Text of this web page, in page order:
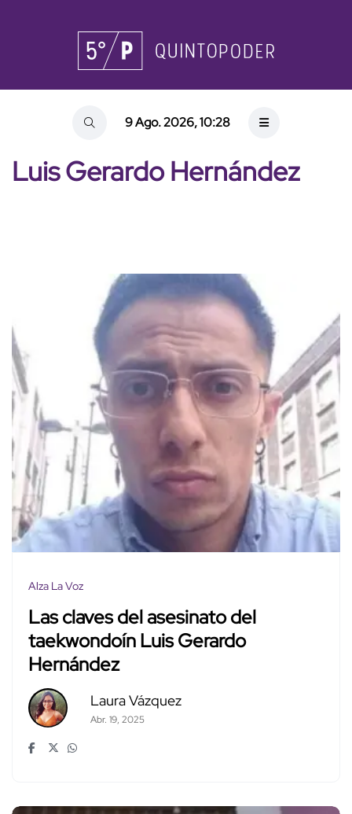
9 Ago. 2026, 10:28
Luis Gerardo Hernández
Alza La Voz
Las claves del asesinato del
taekwondoín Luis Gerardo
Hernández
Laura Vázquez
Abr. 19, 2025